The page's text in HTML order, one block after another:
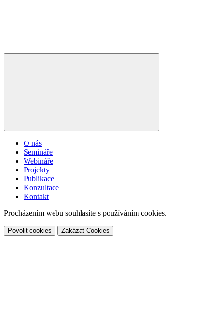
O nás
Semináře
Webináře
Projekty
Publikace
Konzultace
Kontakt
Procházením webu souhlasíte s používáním cookies.
Povolit cookies Zakázat Cookies